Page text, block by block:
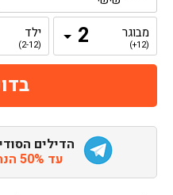
מבוגר
(12+)
ילד
(2-12)
הדילים
עד 50% הנחה